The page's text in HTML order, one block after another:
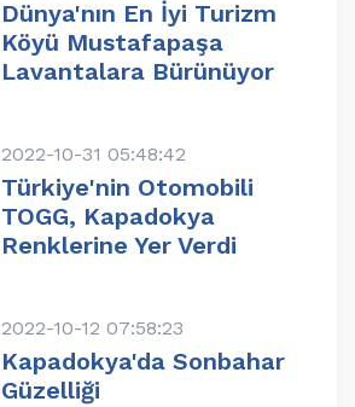
Dünya'nın En İyi Turizm
Köyü Mustafapaşa
Lavantalara Bürünüyor
2022-10-31 05:48:42
Türkiye'nin Otomobili
TOGG, Kapadokya
Renklerine Yer Verdi
2022-10-12 07:58:23
Kapadokya'da Sonbahar
Güzelliği